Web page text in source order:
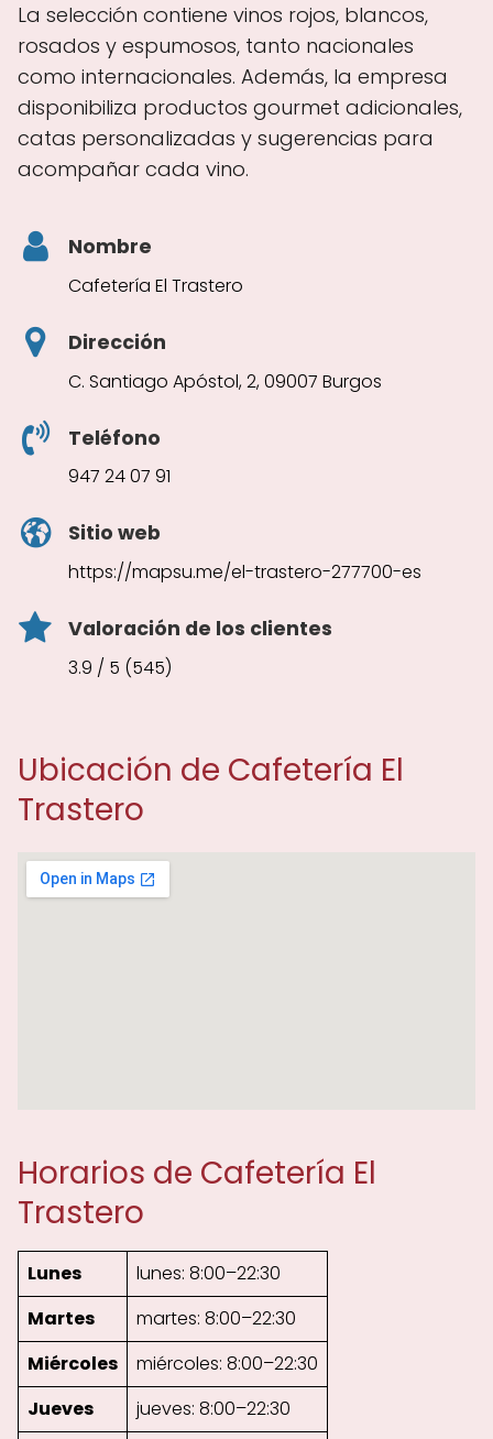
La selección contiene vinos rojos, blancos,
rosados y espumosos, tanto nacionales
como internacionales. Además, la empresa
disponibiliza productos gourmet adicionales,
catas personalizadas y sugerencias para
acompañar cada vino.
Nombre
Cafetería El Trastero
Dirección
C. Santiago Apóstol, 2, 09007 Burgos
Teléfono
947 24 07 91
Sitio web
https://mapsu.me/el-trastero-277700-es
Valoración de los clientes
3.9 / 5 (545)
Ubicación de Cafetería El
Trastero
Horarios de Cafetería El
Trastero
Lunes
lunes: 8:00–22:30
Martes
martes: 8:00–22:30
Miércoles
miércoles: 8:00–22:30
Jueves
jueves: 8:00–22:30